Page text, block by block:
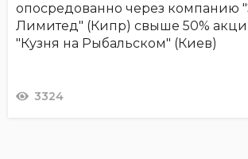
опосредованно через компанию
Лимитед" (Кипр) свыше 50%
"Кузня на Рыбальском" (Киев)
3324